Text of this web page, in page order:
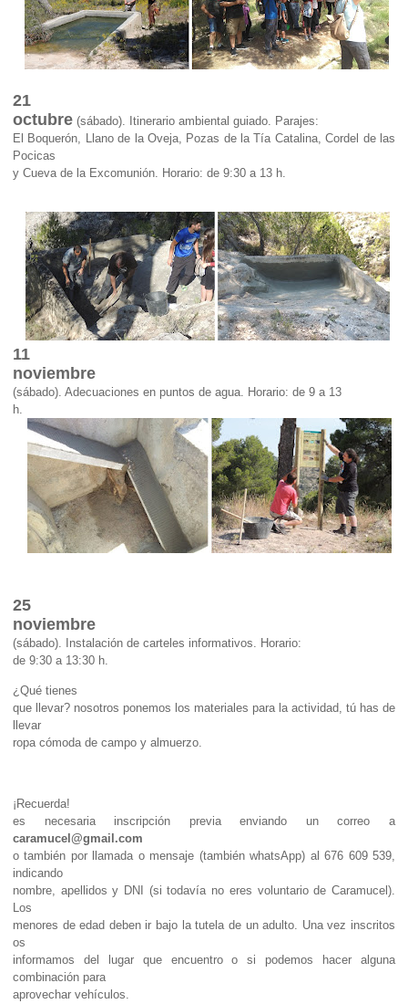
21
octubre (sábado).
Itinerario ambiental guiado. Parajes:
El Boquerón, Llano de la Oveja, Pozas de la Tía Catalina, Cordel de las
Pocicas
y Cueva de la Excomunión. Horario: de 9:30 a 13 h.
11
noviembre
(sábado). Adecuaciones en puntos de agua. Horario: de 9 a 13
h.
25
noviembre
(sábado). Instalación de carteles informativos. Horario:
de 9:30 a 13:30 h.
¿Qué tienes
que llevar? nosotros ponemos los materiales para la actividad, tú has de
llevar
ropa cómoda de campo y almuerzo.
¡Recuerda!
es necesaria inscripción previa enviando un correo a
caramucel@gmail.com
o también por llamada o mensaje (también whatsApp) al 676 609 539,
indicando
nombre, apellidos y DNI (si todavía no eres voluntario de Caramucel).
Los
menores de edad deben ir bajo la tutela de un adulto. Una vez inscritos
os
informamos del lugar que encuentro o si podemos hacer alguna
combinación para
aprovechar vehículos.